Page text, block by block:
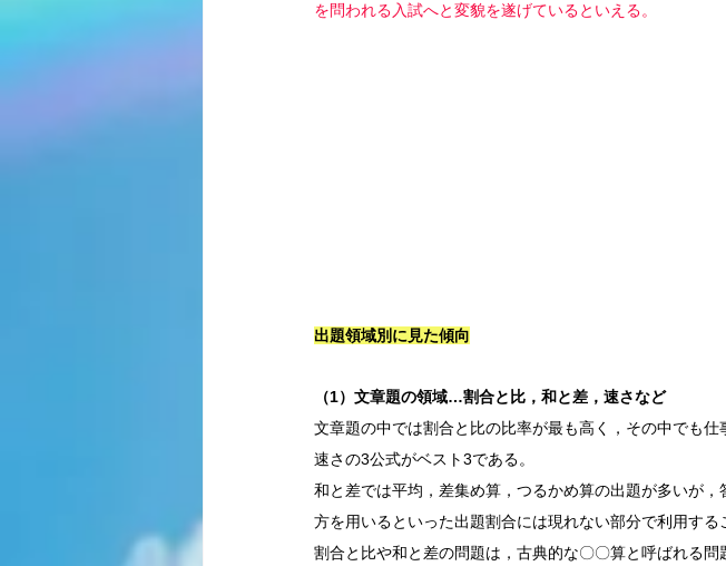
を問われる入試へと変貌を遂げているといえる。
出題領域別に見た傾向
（1）文章題の領域…割合と比，和と差，速さなど
文章題の中では割合と比の比率が最も高く，その中でも
速さの3公式がベスト3である。
和と差では平均，差集め算，つるかめ算の出題が多いが
方を用いるといった出題割合には現れない部分で利用する
割合と比や和と差の問題は，古典的な〇〇算と呼ばれる問